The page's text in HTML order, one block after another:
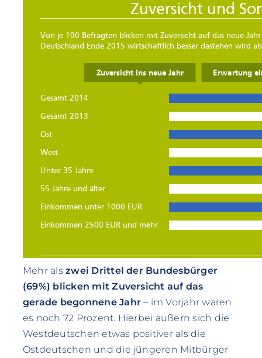
Mehr alszwei Drittel der Bundesbürger
(69%) blicken mit Zuversicht auf das
gerade begonnene Jahr – im Vorjahr waren
es noch 72 Prozent. Hierbei äußern sich die
Westdeutschen etwas positiver als die
Ostdeutschen und die jüngeren Mitbürger